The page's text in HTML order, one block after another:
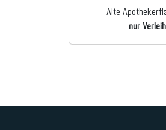
Alte
nur Verleih